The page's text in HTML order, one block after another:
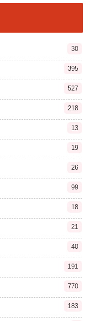
30
395
527
218
13
19
26
99
18
21
40
191
770
183